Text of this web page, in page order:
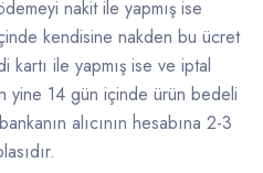
nakit ile yapmış ise
kendisine nakden bu ücret
kartı ile yapmış ise ve iptal
yine 14 gün içinde ürün bedeli
alıcının hesabına 2-3